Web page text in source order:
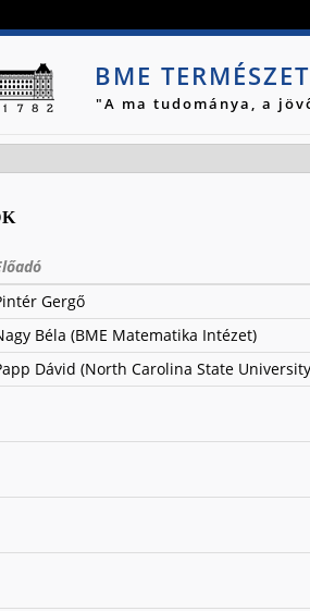
BME
"A ma tudománya, a
Gergő
Béla (BME Matematika Intézet)
Dávid (North Carolina State